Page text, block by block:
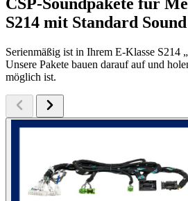
S214 mit Standard Sound
Serienmäßig ist in Ihrem E-Klasse S214
Unsere Pakete bauen darauf auf und
möglich ist.